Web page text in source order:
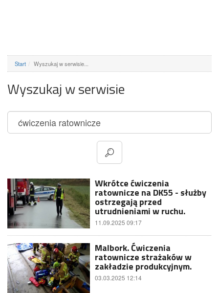
Start Wyszukaj w serwisie...
Wyszukaj w serwisie
Wkrótce ćwiczenia
ratownicze na DK55 - służby
ostrzegają przed
utrudnieniami w ruchu.
11.09.2025 09:17
Malbork. Ćwiczenia
ratownicze strażaków w
zakładzie produkcyjnym.
03.03.2025 12:14